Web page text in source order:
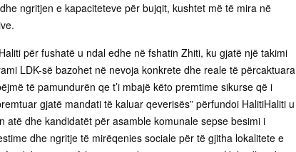
ngritjen e kapaciteteve për bujqit, kushtet më të mira në
për fushatë u ndal edhe në fshatin Zhiti, ku gjatë një takimi
LDK-së bazohet në nevoja konkrete dhe reale të përcaktuara
të pamundurën qe t’i mbajë këto premtime sikurse që i
gjatë mandati të kaluar qeverisës” përfundoi HalitiHaliti u
atë dhe kandidatët për asamble komunale sepse besimi i
dhe ngritje të mirëqenies sociale për të gjitha lokalitete e